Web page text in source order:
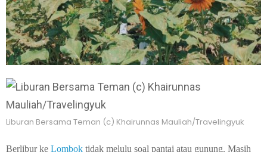
Liburan Bersama Teman (c) Khairunnas Mauliah/Travelingyuk
Berlibur ke Lombok tidak melulu soal pantai atau gunung. Masih